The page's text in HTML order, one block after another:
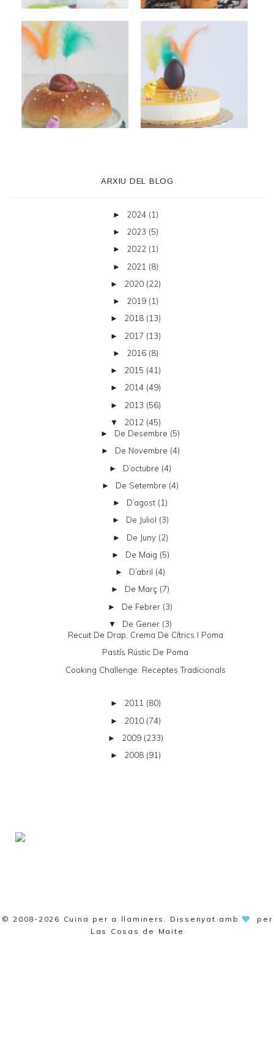
ARXIU DEL BLOG
► 2024 (1)
► 2023 (5)
► 2022 (1)
► 2021 (8)
► 2020 (22)
► 2019 (1)
► 2018 (13)
► 2017 (13)
► 2016 (8)
► 2015 (41)
► 2014 (49)
► 2013 (56)
▼ 2012 (45)
► De Desembre (5)
► De Novembre (4)
► D’octubre (4)
► De Setembre (4)
► D’agost (1)
► De Juliol (3)
► De Juny (2)
► De Maig (5)
► D’abril (4)
► De Març (7)
► De Febrer (3)
▼ De Gener (3)
Recuit De Drap, Crema De Cítrics I Poma
Pastís Rústic De Poma
Cooking Challenge: Receptes Tradicionals
► 2011 (80)
► 2010 (74)
► 2009 (233)
► 2008 (91)
© 2008-2026 Cuina per a llaminers . Dissenyat amb
per
Las Cosas de Maite